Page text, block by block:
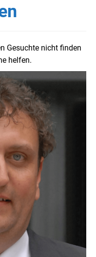
Gesuchte nicht finden
helfen.